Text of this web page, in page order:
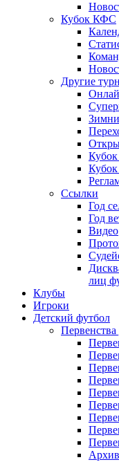
Кубок КФС
Другие
Ссылки
Год
Год
Видео
лиц
Клубы
Игроки
Детский футбол